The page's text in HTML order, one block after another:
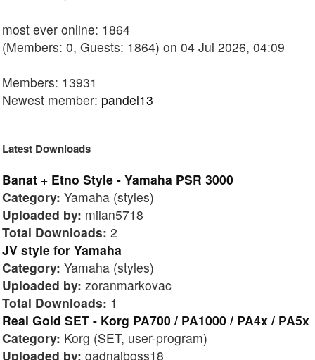
most ever online: 1864
(Members: 0, Guests: 1864) on 04 Jul 2026, 04:09
Members: 13931
Newest member: pandel13
Latest Downloads
Banat + Etno Style - Yamaha PSR 3000
Category: Yamaha (styles)
Uploaded by: milan5718
Total Downloads: 2
JV style for Yamaha
Category: Yamaha (styles)
Uploaded by: zoranmarkovac
Total Downloads: 1
Real Gold SET - Korg PA700 / PA1000 / PA4x / PA5x
Category: Korg (SET, user-program)
Uploaded by: gadnaiboss18